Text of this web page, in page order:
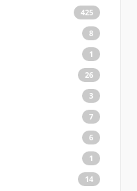
425
8
1
26
3
7
6
1
14